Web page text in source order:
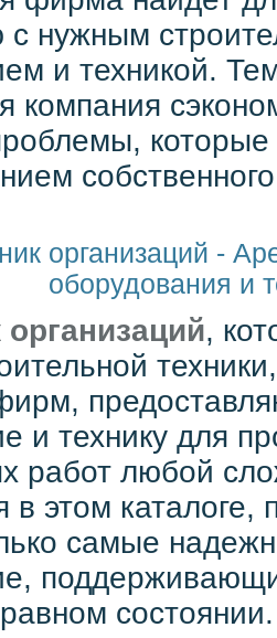
с нужным
и техникой.
компания
организаций -
оборудования и
,
и технику для
работ любой
в этом каталоге,
самые
состоянии.